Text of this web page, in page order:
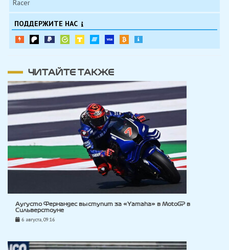
Racer
ПОДДЕРЖИТЕ НАС
ЧИТАЙТЕ ТАКЖЕ
Аугусто Фернандес выступит за «Yamaha» в MotoGP в
Сильверстоуне
6 августа, 09:16